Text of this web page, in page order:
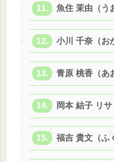
魚住 茉由（う
小川 千奈（お
青原 桃香（あ
岡本 結子 リ
福吉 貴文（ふ